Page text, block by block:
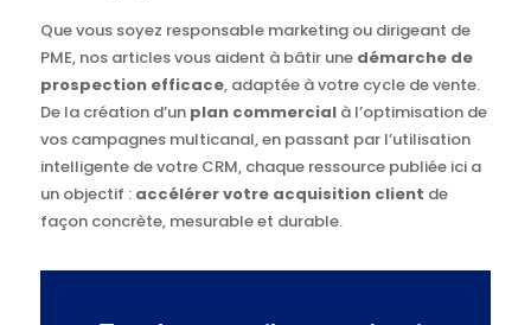
Que vous soyez responsable marketing ou dirigeant de
PME, nos articles vous aident à bâtir une démarche de
prospection efficace, adaptée à votre cycle de vente.
De la création d’un plan commercialà l’optimisation de
vos campagnes multicanal, en passant par l’utilisation
intelligente de votre CRM, chaque ressource publiée ici a
un objectif : accélérer votre acquisition client de
façon concrète, mesurable et durable.